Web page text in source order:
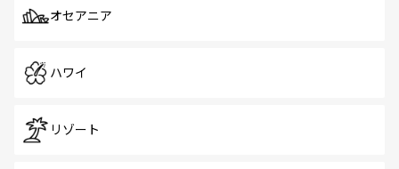
オセアニア
ハワイ
リゾート